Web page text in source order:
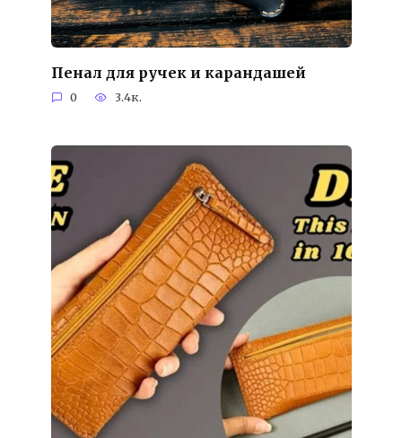
Пенал для ручек и карандашей
0 3.4к.